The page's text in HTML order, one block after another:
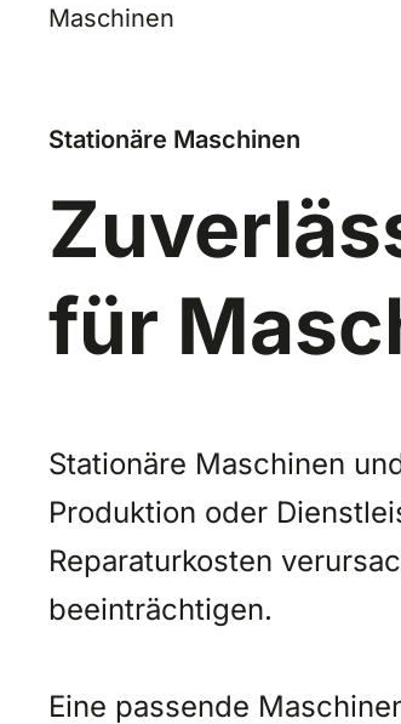
Maschinen
Stationäre Maschinen
für
Stationäre Maschinen
Produktion oder
Reparaturkosten
beeinträchtigen.
Eine passende